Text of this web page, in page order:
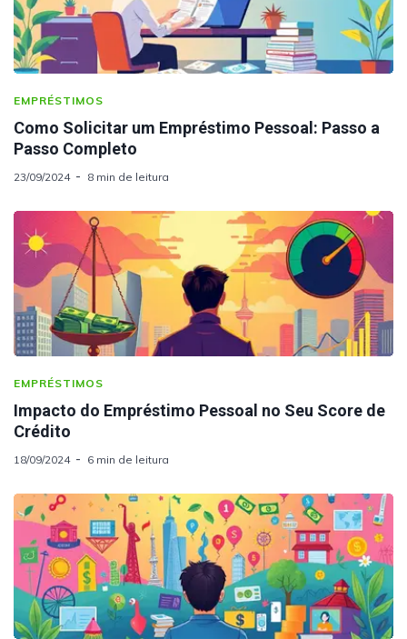
EMPRÉSTIMOS
Como Solicitar um Empréstimo Pessoal: Passo a
Passo Completo
23/09/2024 8 min de leitura
EMPRÉSTIMOS
Impacto do Empréstimo Pessoal no Seu Score de
Crédito
18/09/2024 6 min de leitura